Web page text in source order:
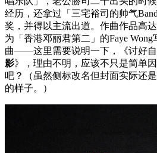
经历，还拿过「三宅裕司的帅气
奖，并得以主流出道。作曲作品高
为「香港邓丽君第二」的Faye
曲——这里需要说明一下，《讨好
影》，理由不明，应该不只是简单
吧？（虽然侧标改名但封面实际还
的样子。）